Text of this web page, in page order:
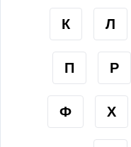
К Л
П Р
Ф Х